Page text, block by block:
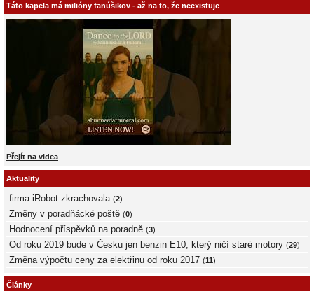
Táto kapela má milióny fanúšikov - až na to, že neexistuje
Přejít na videa
Aktuality
firma iRobot zkrachovala (2)
Změny v poradňácké poště (0)
Hodnocení příspěvků na poradně (3)
Od roku 2019 bude v Česku jen benzin E10, který ničí staré motory (29)
Změna výpočtu ceny za elektřinu od roku 2017 (11)
Články